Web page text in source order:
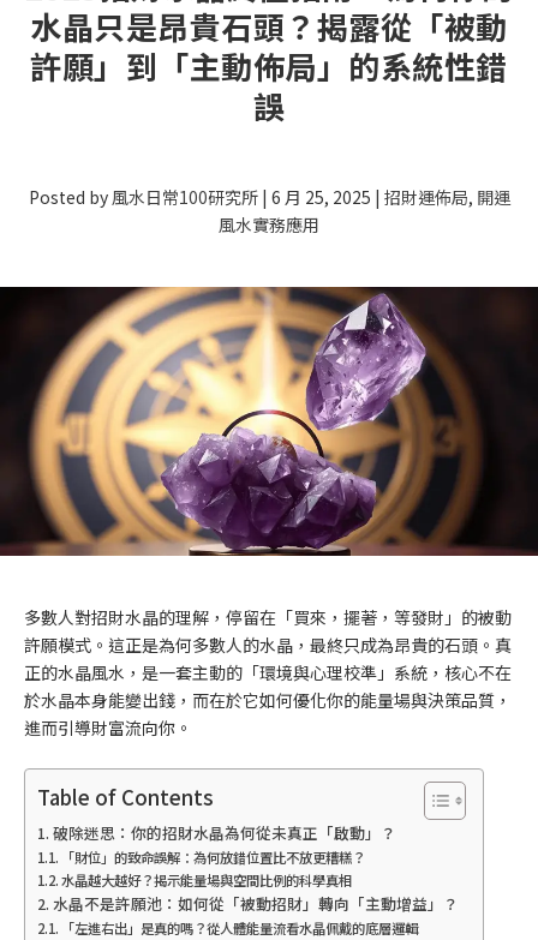
水晶只是昂貴石頭？揭露從「被動
許願」到「主動佈局」的系統性錯
誤
Posted by風水日常100研究所| 6 月 25, 2025 | 招財運佈局, 開運
風水實務應用
多數人對招財水晶的理解，停留在「買來，擺著，等發財」的被動
許願模式。這正是為何多數人的水晶，最終只成為昂貴的石頭。真
正的水晶風水，是一套主動的「環境與心理校準」系統，核心不在
於水晶本身能變出錢，而在於它如何優化你的能量場與決策品質，
進而引導財富流向你。
Table of Contents
破除迷思：你的招財水晶為何從未真正「啟動」？
「財位」的致命誤解：為何放錯位置比不放更糟糕？
水晶越大越好？揭示能量場與空間比例的科學真相
水晶不是許願池：如何從「被動招財」轉向「主動增益」？
「左進右出」是真的嗎？從人體能量流看水晶佩戴的底層邏輯